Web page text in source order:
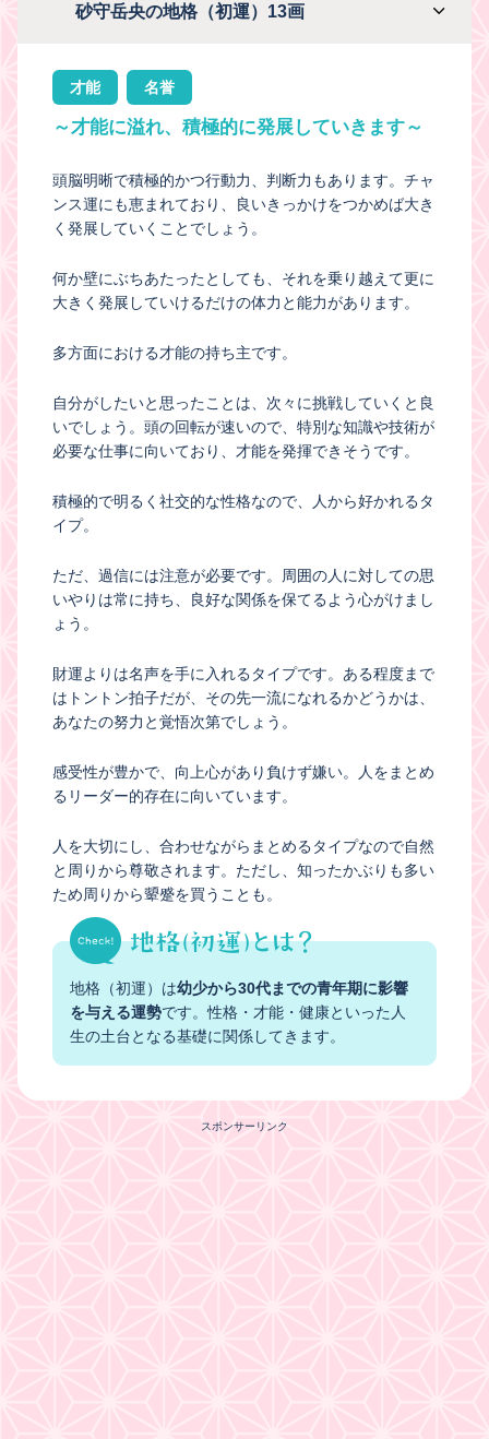
砂守岳央の地格（初運）13画
才能 名誉
～才能に溢れ、積極的に発展していきます～
頭脳明晰で積極的かつ行動力、判断力もあります。チャ
ンス運にも恵まれており、良いきっかけをつかめば大き
く発展していくことでしょう。
何か壁にぶちあたったとしても、それを乗り越えて更に
大きく発展していけるだけの体力と能力があります。
多方面における才能の持ち主です。
自分がしたいと思ったことは、次々に挑戦していくと良
いでしょう。頭の回転が速いので、特別な知識や技術が
必要な仕事に向いており、才能を発揮できそうです。
積極的で明るく社交的な性格なので、人から好かれるタ
イプ。
ただ、過信には注意が必要です。周囲の人に対しての思
いやりは常に持ち、良好な関係を保てるよう心がけまし
ょう。
財運よりは名声を手に入れるタイプです。ある程度まで
はトントン拍子だが、その先一流になれるかどうかは、
あなたの努力と覚悟次第でしょう。
感受性が豊かで、向上心があり負けず嫌い。人をまとめ
るリーダー的存在に向いています。
人を大切にし、合わせながらまとめるタイプなので自然
と周りから尊敬されます。ただし、知ったかぶりも多い
ため周りから顰蹙を買うことも。
地格（初運）は幼少から30代までの青年期に影響
を与える運勢です。性格・才能・健康といった人
生の土台となる基礎に関係してきます。
スポンサーリンク